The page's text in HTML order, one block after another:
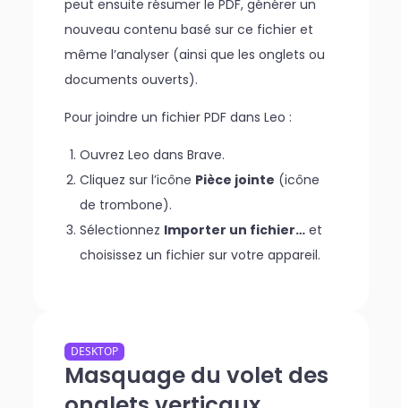
peut ensuite résumer le PDF, générer un
nouveau contenu basé sur ce fichier et
même l’analyser (ainsi que les onglets ou
documents ouverts).
Pour joindre un fichier PDF dans Leo :
Ouvrez Leo dans Brave.
Cliquez sur l’icône Pièce jointe (icône
de trombone).
Sélectionnez Importer un fichier… et
choisissez un fichier sur votre appareil.
Masquage du volet des
DESKTOP